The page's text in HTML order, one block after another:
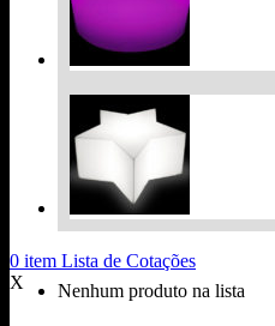
0 item Lista de Cotações
X
Nenhum produto na lista